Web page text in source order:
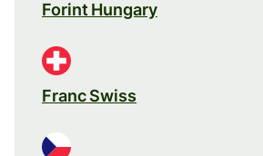
Forint Hungary
Franc Swiss